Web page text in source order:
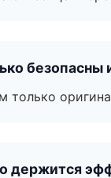
безопасны
только
держится